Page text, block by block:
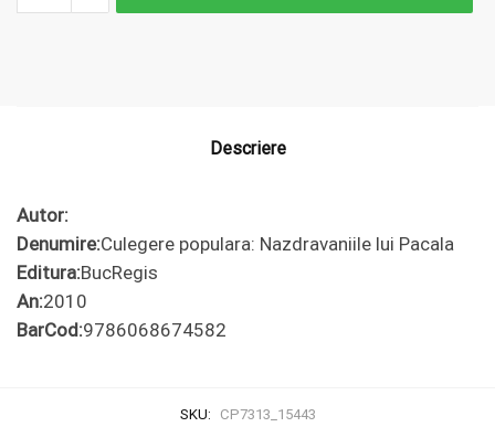
populara:
Descriere
Autor:
Denumire:Culegere populara: Nazdravaniile lui Pacala
Editura:BucRegis
An:2010
BarCod:9786068674582
SKU:
CP7313_15443